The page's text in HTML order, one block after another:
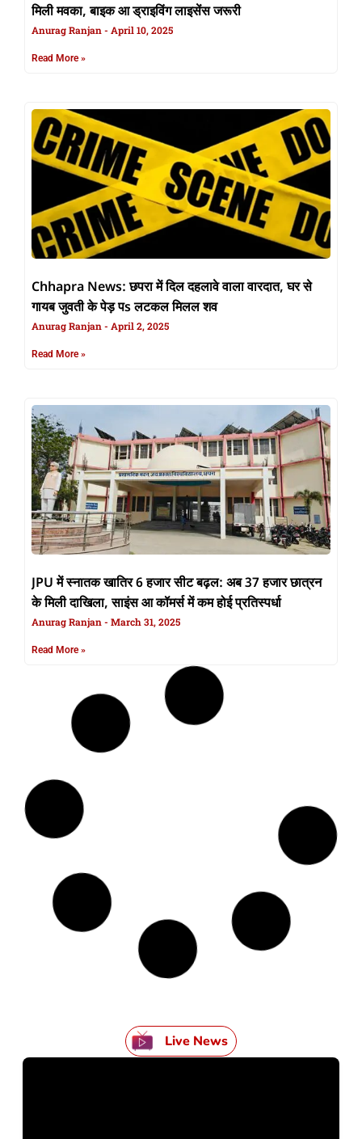
मिली मवका, बाइक आ ड्राइविंग लाइसेंस जरूरी
Anurag Ranjan April 10, 2025
Read More »
Chhapra News: छपरा में दिल दहलावे वाला वारदात, घर से
गायब जुवती के पेड़ पs लटकल मिलल शव
Anurag Ranjan April 2, 2025
Read More »
JPU में स्नातक खातिर 6 हजार सीट बढ़ल: अब 37 हजार छात्रन
के मिली दाखिला, साइंस आ कॉमर्स में कम होई प्रतिस्पर्धा
Anurag Ranjan March 31, 2025
Read More »
Live News